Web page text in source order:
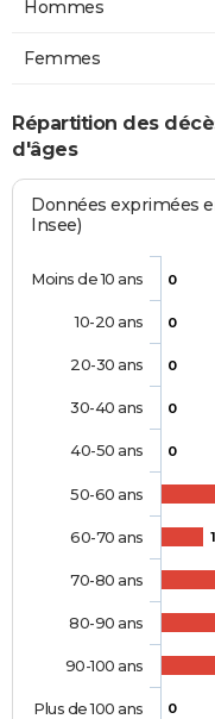
Hommes
Femmes
Répartition des
d'âges
Données exprimées
Insee)
0
0
0
0
0
1
0
Moins de 10 ans
10-20 ans
20-30 ans
30-40 ans
40-50 ans
50-60 ans
60-70 ans
70-80 ans
80-90 ans
90-100 ans
Plus de 100 ans